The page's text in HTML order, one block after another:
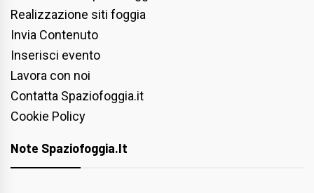
Realizzazione siti foggia
Invia Contenuto
Inserisci evento
Lavora con noi
Contatta Spaziofoggia.it
Cookie Policy
Note Spaziofoggia.it